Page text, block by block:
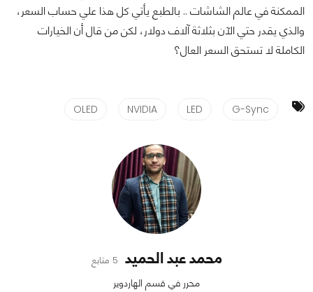
الممكنة في عالم الشاشات .. بالطبع يأتي كل هذا علي حساب السعر،
والذي يقدر حتي الآن بثلاثة آلاف دولار، لكن من قال أن الخيارات
الكاملة لا تستحق السعر العال؟
G-Sync
LED
NVIDIA
OLED
محمد عبد الحميد 5 متابع
محرر في قسم الهاردوير